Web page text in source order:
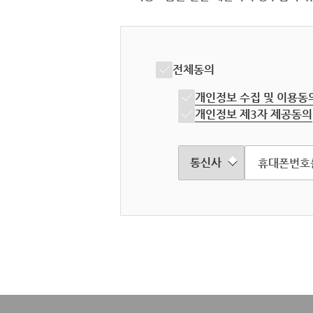
전체동의
개인정보 수집 및 이용동
개인정보 제3자 제공동의